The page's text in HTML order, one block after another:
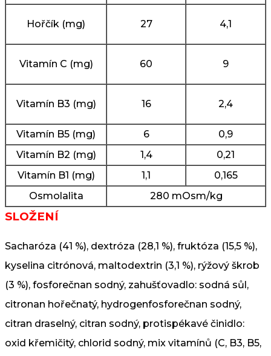
Hořčík (mg) 27 4,1
Vitamín C (mg) 60 9
Vitamín B3 (mg) 16 2,4
Vitamín B5 (mg) 6
0,9
Vitamín B2 (mg)
1,4
0,21
Vitamín B1 (mg)
1,1
0,165
Osmolalita
280 mOsm/kg
SLOŽENÍ
Sacharóza (41 %), dextróza (28,1 %), fruktóza (15,5 %),
kyselina citrónová, maltodextrin (3,1 %), rýžový škrob
(3 %), fosforečnan sodný, zahušťovadlo: sodná sůl,
citronan hořečnatý, hydrogenfosforečnan sodný,
citran draselný, citran sodný, protispékavé činidlo:
oxid křemičitý, chlorid sodný, mix vitamínů (C, B3, B5,